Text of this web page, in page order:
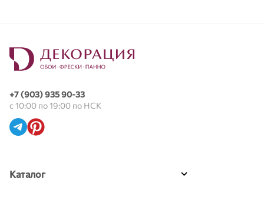
+7 (903) 935 90-33
с 10:00 по 19:00 по НСК
Каталог